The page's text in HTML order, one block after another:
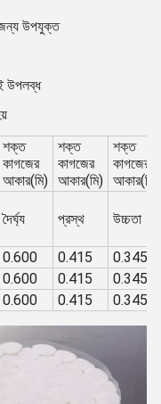
জন্য উপযুক্ত
উপলব্ধ
শক্ত
কাগজের
আকার(মি)
শক্ত
কাগজের
আকার(মি)
শক্ত
কাগজের
আকার(মি)
দৈর্ঘ্য প্রস্থ উচ্চতা
0.600 0.415
0.345
0.600 0.415
0.345
0.600 0.415 0.345